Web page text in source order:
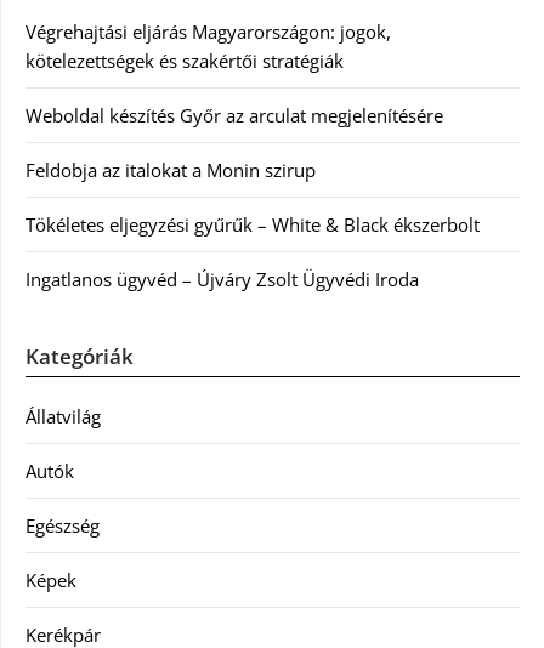
Végrehajtási eljárás Magyarországon: jogok,
kötelezettségek és szakértői stratégiák
Weboldal készítés Győr az arculat megjelenítésére
Feldobja az italokat a Monin szirup
Tökéletes eljegyzési gyűrűk – White & Black ékszerbolt
Ingatlanos ügyvéd – Újváry Zsolt Ügyvédi Iroda
Kategóriák
Állatvilág
Autók
Egészség
Képek
Kerékpár